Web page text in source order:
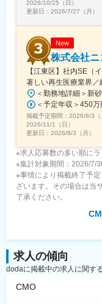
2026/10/25（日）
更新日： 2026/7/27（月）
New
株式会社
【江東区】社内SE（
著しい再生医療業界／
掲載予定期間： 2026/8/3（
2026/11/1（日）
更新日： 2026/8/3（月）
※求人応募数の多い順に
※集計対象期間：2026/7/
※事情により掲載終了予
ざいます。その場合は当
了承ください。
求人の傾向
dodaに掲載中の求人に関す
CMO